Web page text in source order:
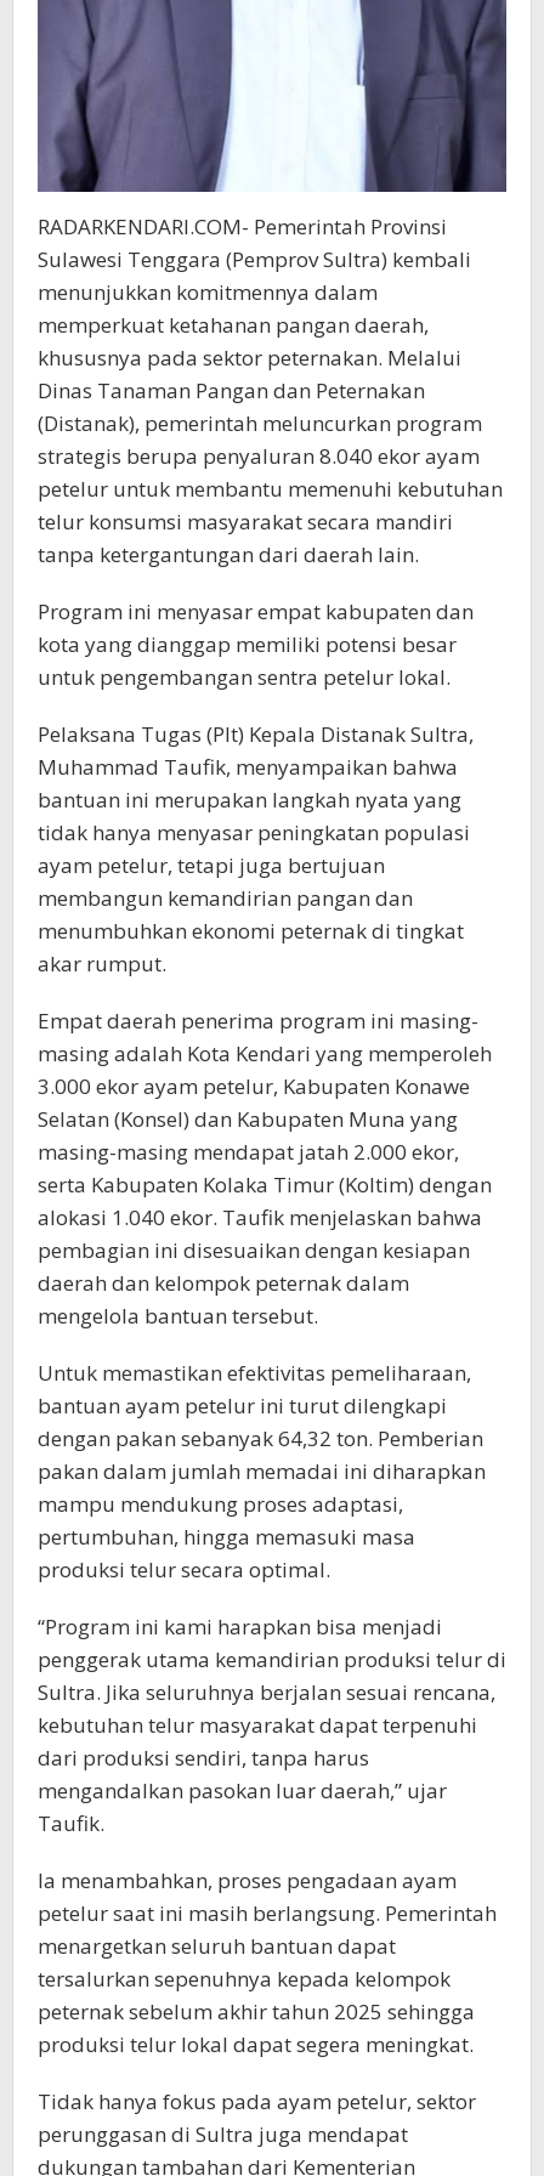
RADARKENDARI.COM- Pemerintah Provinsi
Sulawesi Tenggara (Pemprov Sultra) kembali
menunjukkan komitmennya dalam
memperkuat ketahanan pangan daerah,
khususnya pada sektor peternakan. Melalui
Dinas Tanaman Pangan dan Peternakan
(Distanak), pemerintah meluncurkan program
strategis berupa penyaluran 8.040 ekor ayam
petelur untuk membantu memenuhi kebutuhan
telur konsumsi masyarakat secara mandiri
tanpa ketergantungan dari daerah lain.
Program ini menyasar empat kabupaten dan
kota yang dianggap memiliki potensi besar
untuk pengembangan sentra petelur lokal.
Pelaksana Tugas (Plt) Kepala Distanak Sultra,
Muhammad Taufik, menyampaikan bahwa
bantuan ini merupakan langkah nyata yang
tidak hanya menyasar peningkatan populasi
ayam petelur, tetapi juga bertujuan
membangun kemandirian pangan dan
menumbuhkan ekonomi peternak di tingkat
akar rumput.
Empat daerah penerima program ini masing-
masing adalah Kota Kendari yang memperoleh
3.000 ekor ayam petelur, Kabupaten Konawe
Selatan (Konsel) dan Kabupaten Muna yang
masing-masing mendapat jatah 2.000 ekor,
serta Kabupaten Kolaka Timur (Koltim) dengan
alokasi 1.040 ekor. Taufik menjelaskan bahwa
pembagian ini disesuaikan dengan kesiapan
daerah dan kelompok peternak dalam
mengelola bantuan tersebut.
Untuk memastikan efektivitas pemeliharaan,
bantuan ayam petelur ini turut dilengkapi
dengan pakan sebanyak 64,32 ton. Pemberian
pakan dalam jumlah memadai ini diharapkan
mampu mendukung proses adaptasi,
pertumbuhan, hingga memasuki masa
produksi telur secara optimal.
“Program ini kami harapkan bisa menjadi
penggerak utama kemandirian produksi telur di
Sultra. Jika seluruhnya berjalan sesuai rencana,
kebutuhan telur masyarakat dapat terpenuhi
dari produksi sendiri, tanpa harus
mengandalkan pasokan luar daerah,” ujar
Taufik.
Ia menambahkan, proses pengadaan ayam
petelur saat ini masih berlangsung. Pemerintah
menargetkan seluruh bantuan dapat
tersalurkan sepenuhnya kepada kelompok
peternak sebelum akhir tahun 2025 sehingga
produksi telur lokal dapat segera meningkat.
Tidak hanya fokus pada ayam petelur, sektor
perunggasan di Sultra juga mendapat
dukungan tambahan dari Kementerian